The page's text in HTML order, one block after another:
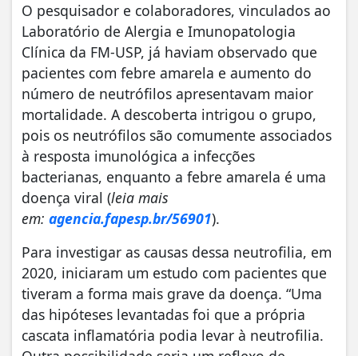
O pesquisador e colaboradores, vinculados ao
Laboratório de Alergia e Imunopatologia
Clínica da FM-USP, já haviam observado que
pacientes com febre amarela e aumento do
número de neutrófilos apresentavam maior
mortalidade. A descoberta intrigou o grupo,
pois os neutrófilos são comumente associados
à resposta imunológica a infecções
bacterianas, enquanto a febre amarela é uma
doença viral (leia mais
em: agencia.fapesp.br/56901).
Para investigar as causas dessa neutrofilia, em
2020, iniciaram um estudo com pacientes que
tiveram a forma mais grave da doença. “Uma
das hipóteses levantadas foi que a própria
cascata inflamatória podia levar à neutrofilia.